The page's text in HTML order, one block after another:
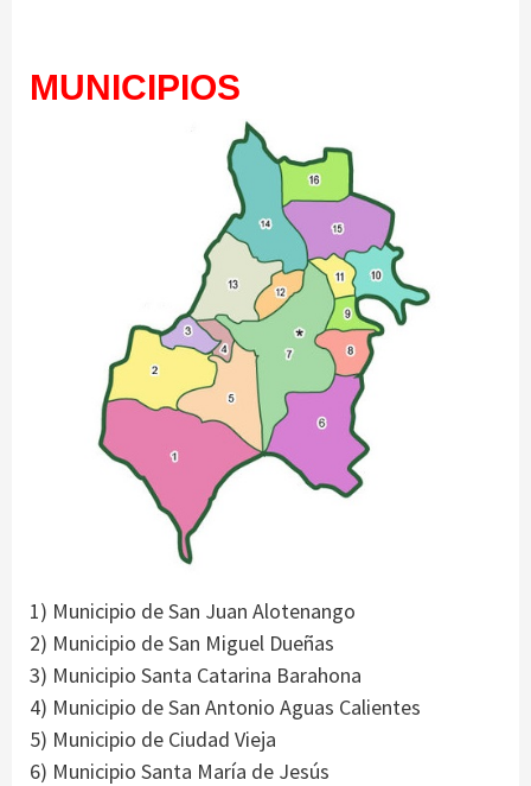
MUNICIPIOS
1) Municipio de San Juan Alotenango
2) Municipio de San Miguel Dueñas
3) Municipio Santa Catarina Barahona
4) Municipio de San Antonio Aguas Calientes
5) Municipio de Ciudad Vieja
6) Municipio Santa María de Jesús